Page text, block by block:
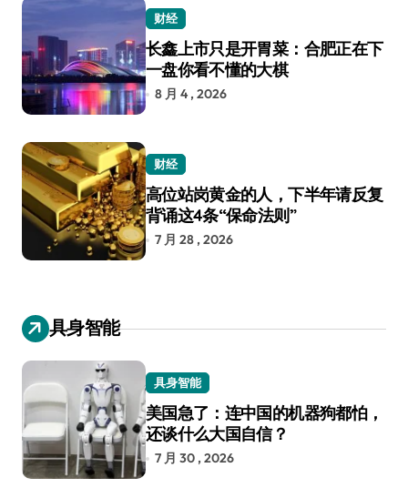
财经
长鑫上市只是开胃菜：合肥正在下
一盘你看不懂的大棋
8 月 4 , 2026
财经
高位站岗黄金的人，下半年请反复
背诵这4条“保命法则”
7 月 28 , 2026
具身智能
具身智能
美国急了：连中国的机器狗都怕，
还谈什么大国自信？
7 月 30 , 2026